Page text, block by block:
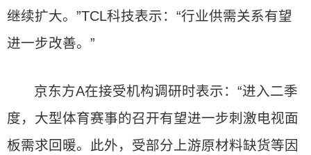
继续扩大。”TCL科技表示：“行业供需关系有望
进一步改善。”
京东方A在接受机构调研时表示：“进入二季
度，大型体育赛事的召开有望进一步刺激电视面
板需求回暖。此外，受部分上游原材料缺货等因